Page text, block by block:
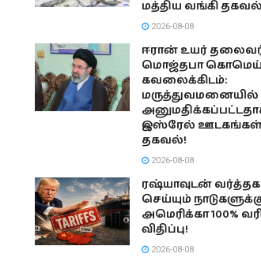
மத்திய வங்கி
2026-08-08
ஈரான் உயர்
மொஜ்தபா
கவலைக்கிடம்:
மருத்துவமனையில்
இஸ்ரேல் ஊடகங்கள்
தகவல்!
2026-08-08
ரஷ்யாவுடன்
செய்யும்
அமெரிக்கா 100%
விதிப்பு!
2026-08-08